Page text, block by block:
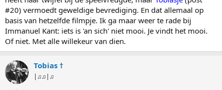
#20) vermoedt geweldige bevrediging. En dat allemaal op
basis van hetzelfde filmpje. Ik ga maar weer te rade bij
Immanuel Kant: iets is 'an sich' niet mooi. Je vindt het mooi.
Of niet. Met alle willekeur van dien.
Tobias †
|♫♫|♫